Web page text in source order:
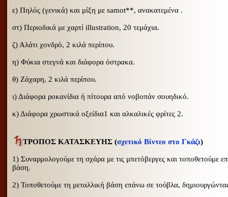
ε) Πηλός (γενικά) και μίξη με samot**, ανακατεμένα .
στ) Περιοδικά με χαρτί illustration, 20 τεμάχια.
ζ) Αλάτι χονδρό, 2 κιλά περίπου.
η) Φύκια στεγνά και διάφορα όστρακα.
θ) Ζάχαρη, 2 κιλά περίπου.
ι) Διάφορα ροκανίδια ή πίτουρα από νοβοπάν σουηδικό.
κ) Διάφορα χρωστικά οξείδια1 και αλκαλικές φρίτες 2.
ΤΡΟΠΟΣ ΚΑΤΑΣΚΕΥΗΣ (σχετικό Βίντεο στο Γκάζι)
1) Συναρμολογούμε τη σχάρα με τις μπετόβεργες και τοποθετούμε
βάση.
2) Τοποθετούμε τη μεταλλική βάση επάνω σε τούβλα,